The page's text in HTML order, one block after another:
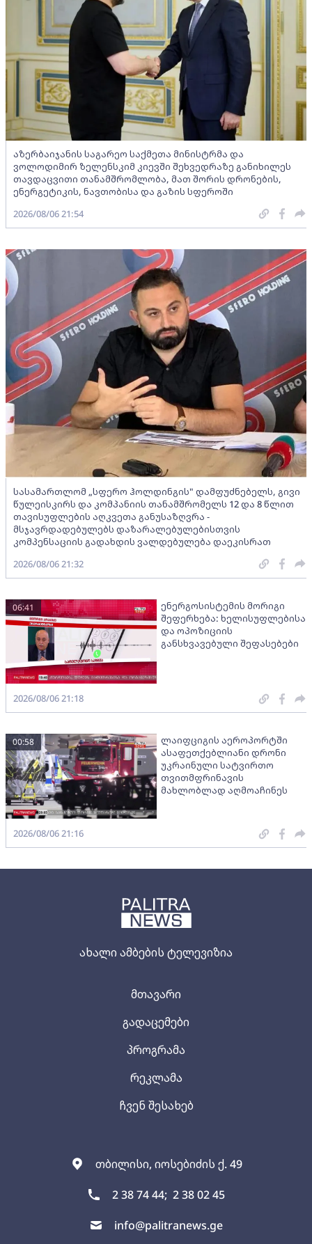
ახალი ამბების ტელევიზია
თბილისი, იოსებიძის ქ. 49
2 38 74 44; 2 38 02 45
info@palitranews.ge
მთავარი
გადაცემები
პროგრამა
რეკლამა
ჩვენ შესახებ
აზერბაიჯანის საგარეო საქმეთა მინისტრმა და
ვოლოდიმირ ზელენსკიმ კიევში შეხვედრაზე განიხილეს
თავდაცვითი თანამშრომლობა, მათ შორის დრონების,
ენერგეტიკის, ნავთობისა და გაზის სფეროში
2026/08/06 21:54
სასამართლომ „სფერო ჰოლდინგის" დამფუძნებელს, გივი
წულეისკირს და კომპანიის თანამშრომელს 12 და 8 წლით
თავისუფლების აღკვეთა განუსაზღვრა -
მსჯავრდადებულებს დაზარალებულებისთვის
კომპენსაციის გადახდის ვალდებულება დაეკისრათ
2026/08/06 21:32
ენერგოსისტემის მორიგი
შეფერხება: ხელისუფლებისა
და ოპოზიციის
განსხვავებული შეფასებები
06:41
2026/08/06 21:18
ლაიფციგის აეროპორტში
ასაფეთქებლიანი დრონი
უკრაინული სატვირთო
თვითმფრინავის
მახლობლად აღმოაჩინეს
00:58
2026/08/06 21:16